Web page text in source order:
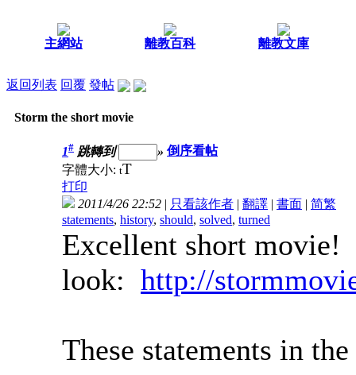
主網站 離教百科 離教文庫
返回列表 回覆 發帖
Storm the short movie
1# 跳轉到 » 倒序看帖
字體大小: tT
打印
2011/4/26 22:52 | 只看該作者 | 翻譯 | 書面 | 简繁
statements, history, should, solved, turned
Excellent short movie!
look: http://
These statements in